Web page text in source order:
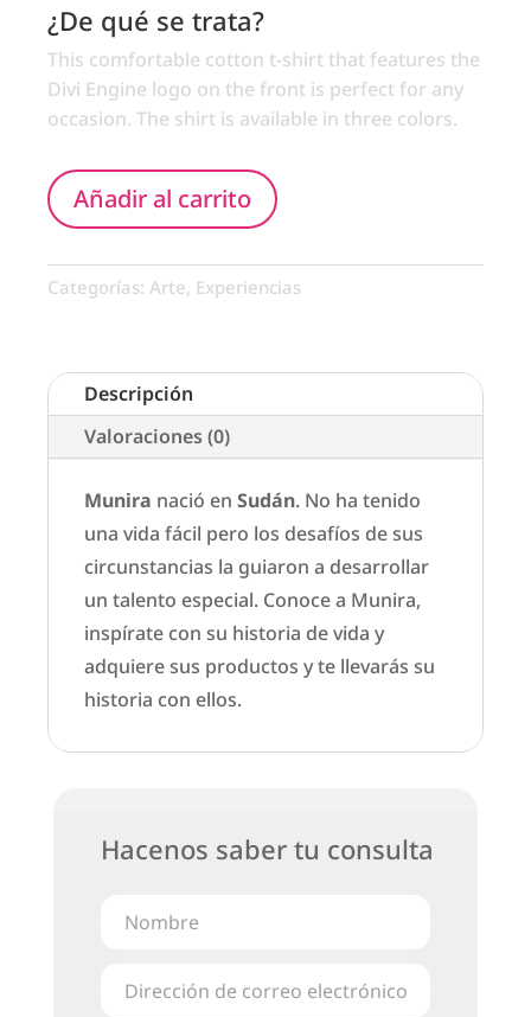
¿De qué se trata?
This comfortable cotton t-shirt that features the
Divi Engine logo on the front is perfect for any
occasion. The shirt is available in three colors.
Añadir al carrito
Categorías: Arte, Experiencias
Descripción
Valoraciones (0)
Munira nació en Sudán. No ha tenido
una vida fácil pero los desafíos de sus
circunstancias la guiaron a desarrollar
un talento especial. Conoce a Munira,
inspírate con su historia de vida y
adquiere sus productos y te llevarás su
historia con ellos.
Hacenos saber tu consulta